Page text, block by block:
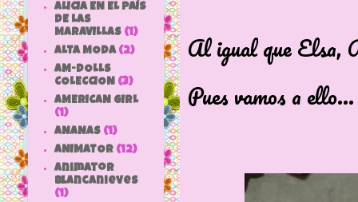
Al igual que Elsa,
Pues vamos a ello...
ALICIA EN EL PAÍS
DE LAS
MARAVILLAS (1)
ALTA MODA (2)
AM-DOLLS
COLECCION (3)
AMERICAN GIRL
(1)
ANANAS (1)
ANIMATOR (12)
animator
blancanieves
(1)